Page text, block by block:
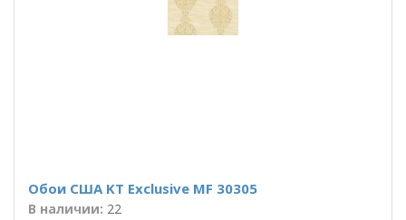
Обои США KT Exclusive MF 30305
В наличии: 22